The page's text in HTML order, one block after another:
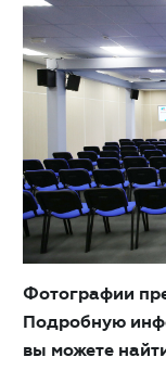
Фотографии
Подробную
вы можете